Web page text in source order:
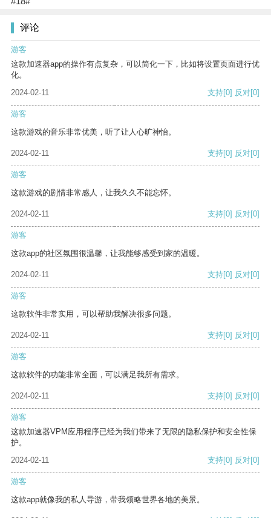
评论
游客
这款加速器app的操作有点复杂，可以简化一下，比如将设置页面进行优
化。
2024-02-11
支持[0] 反对[0]
游客
这款游戏的音乐非常优美，听了让人心旷神怡。
2024-02-11 支持[0] 反对[0]
游客
这款游戏的剧情非常感人，让我久久不能忘怀。
2024-02-11 支持[0] 反对[0]
游客
这款app的社区氛围很温馨，让我能够感受到家的温暖。
2024-02-11 支持[0] 反对[0]
游客
这款软件非常实用，可以帮助我解决很多问题。
2024-02-11 支持[0] 反对[0]
游客
这款软件的功能非常全面，可以满足我所有需求。
2024-02-11 支持[0] 反对[0]
游客
这款加速器VPM应用程序已经为我们带来了无限的隐私保护和安全性保
护。
2024-02-11
支持[0] 反对[0]
游客
这款app就像我的私人导游，带我领略世界各地的美景。